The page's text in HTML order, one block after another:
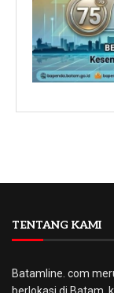
TENTANG KAMI
Batamline. com